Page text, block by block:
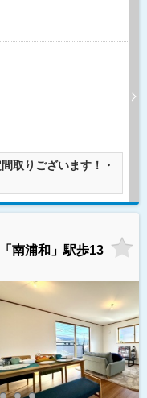
取りございます！・
南浦和」駅歩13